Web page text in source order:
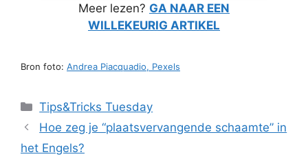
Meer lezen? GA NAAR EEN
WILLEKEURIG ARTIKEL
Bron foto: Andrea Piacquadio, Pexels
Categorieën
Tips&Tricks Tuesday
Hoe zeg je “plaatsvervangende schaamte” in
het Engels?